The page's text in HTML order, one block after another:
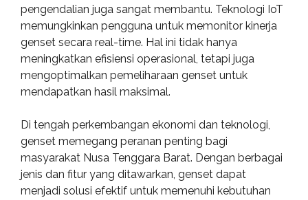
pengendalian juga sangat membantu. Teknologi IoT
memungkinkan pengguna untuk memonitor kinerja
genset secara real-time. Hal ini tidak hanya
meningkatkan efisiensi operasional, tetapi juga
mengoptimalkan pemeliharaan genset untuk
mendapatkan hasil maksimal.
Di tengah perkembangan ekonomi dan teknologi,
genset memegang peranan penting bagi
masyarakat Nusa Tenggara Barat. Dengan berbagai
jenis dan fitur yang ditawarkan, genset dapat
menjadi solusi efektif untuk memenuhi kebutuhan